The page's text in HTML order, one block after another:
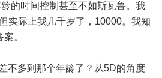
的时间控制甚至不如斯瓦鲁。我
实际上我几千岁了，10000。我知
。
不多到那个年龄了？从5D的角度